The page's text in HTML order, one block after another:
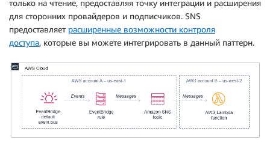
только на чтение, предоставляя точку интеграции и расширения
для сторонних провайдеров и подписчиков. SNS
предоставляет расширенные возможности контроля
доступа, которые вы можете интегрировать в данный паттерн.